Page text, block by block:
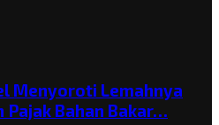
Menyoroti Lemahnya
Pajak Bahan Bakar…